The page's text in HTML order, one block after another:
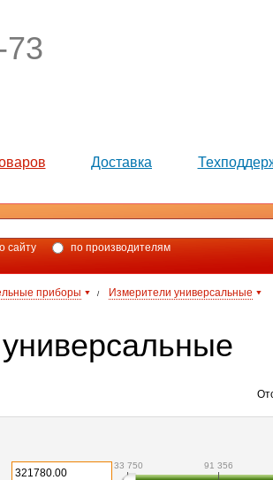
73
Доставка
сайту по производителям
приборы / Измерители универсальные
33 750 91 356